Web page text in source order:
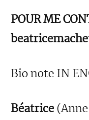
POUR ME
Bio note IN
Béatrice